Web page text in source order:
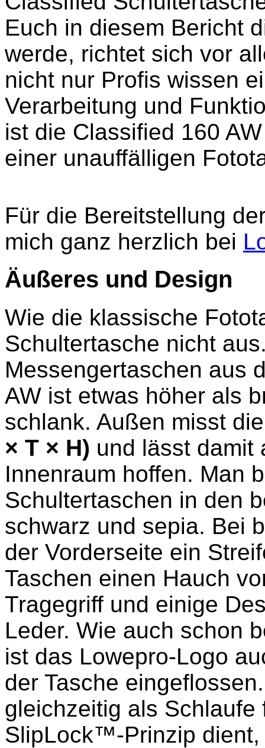
Euch in diesem Bericht
werde, richtet sich vor
nicht nur Profis wissen
Verarbeitung und
ist die Classified 160
einer unauffälligen
Für die Bereitstellung
mich ganz herzlich bei
Äußeres und Design
Wie die klassische
Schultertasche nicht
Messengertaschen aus
AW ist etwas höher als
schlank. Außen misst
× T × H) und lässt damit
Innenraum hoffen. Man
Schultertaschen in den
schwarz und sepia. Bei
der Vorderseite ein
Taschen einen Hauch
Tragegriff und einige
Leder. Wie auch schon
ist das Lowepro-Logo
der Tasche
gleichzeitig als
SlipLock™-Prinzip dient,